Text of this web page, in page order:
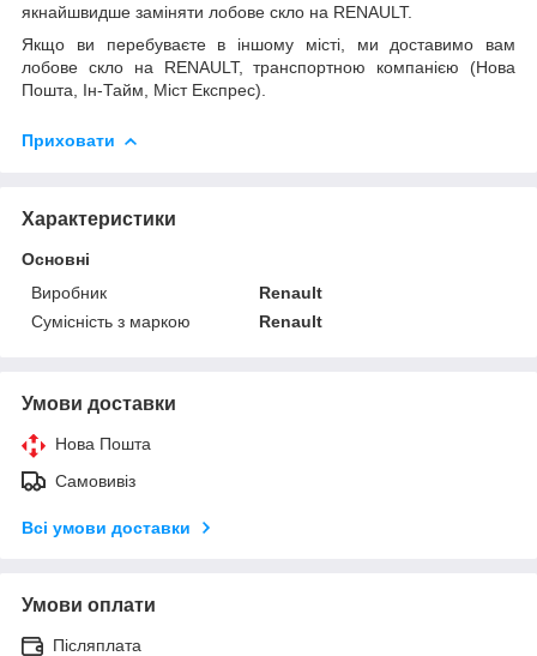
якнайшвидше заміняти лобове скло на RENAULT.
Якщо ви перебуваєте в іншому місті, ми доставимо вам
лобове скло на RENAULT, транспортною компанією (Нова
Пошта, Ін-Тайм, Міст Експрес).
Приховати
Характеристики
Основні
Виробник
Renault
Сумісність з маркою
Renault
Умови доставки
Нова Пошта
Самовивіз
Всі умови доставки
Умови оплати
Післяплата